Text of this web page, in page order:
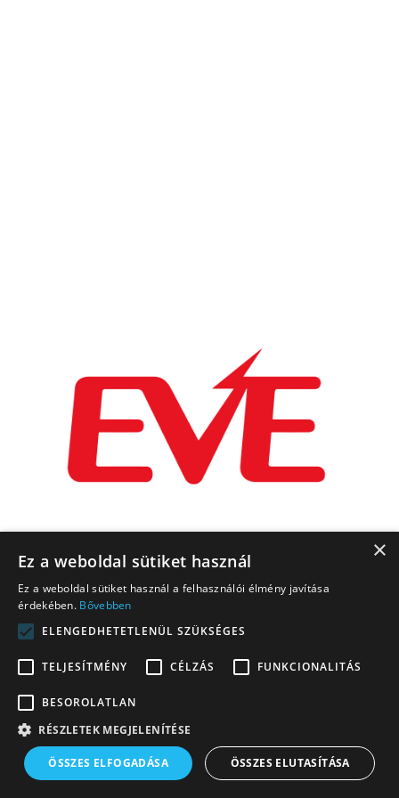
×
Ez a weboldal sütiket használ
Ez a weboldal sütiket használ a felhasználói élmény javítása
érdekében. Bővebben
ELENGEDHETETLENÜL SZÜKSÉGES
TELJESÍTMÉNY CÉLZÁS FUNKCIONALITÁS
BESOROLATLAN
RÉSZLETEK MEGJELENÍTÉSE
ÖSSZES ELFOGADÁSA ÖSSZES ELUTASÍTÁSA